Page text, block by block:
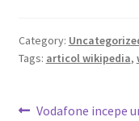
Category:
Tags: articol wikipedia,
Previous
Vodafone incepe